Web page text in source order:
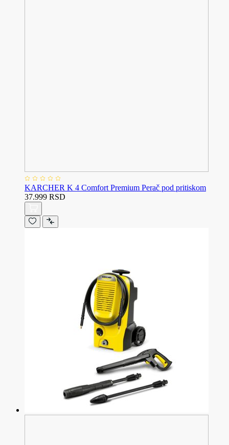
KARCHER K 4 Comfort Premium Perač pod pritiskom
37.999 RSD